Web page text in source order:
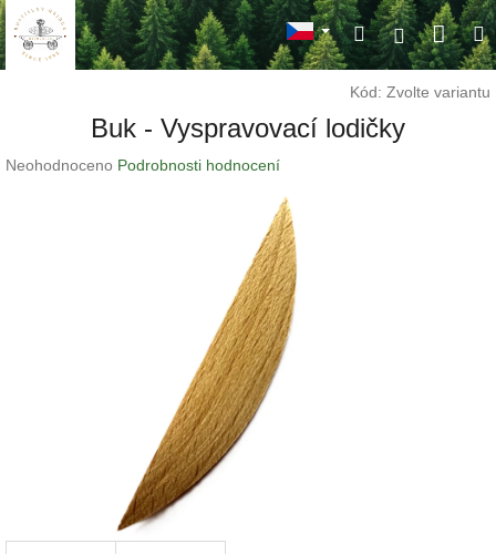
Přejít
na
obsah
HledatPřihlášení
Kód: Zvolte variantu
Buk - Vyspravovací lodičky
Průměrné
Neohodnoceno Podrobnosti hodnocení